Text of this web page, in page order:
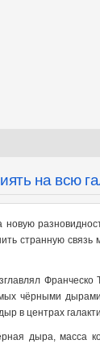
на всю
странную
Франческо
чёрными
в центрах
дыра, масса